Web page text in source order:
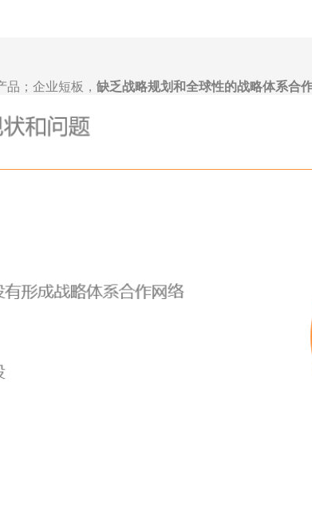
品；企业短板，缺乏战略规划和全球性的战略体系合